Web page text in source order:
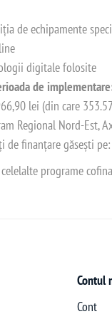
de echipamente
digitale folosite
de
lei (din care
Regional Nord-Est,
finanțare găsești pe:
programe
Contul
Cont